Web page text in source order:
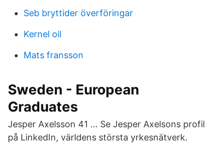
Seb bryttider överföringar
Kernel oil
Mats fransson
Sweden - European
Graduates
Jesper Axelsson 41 … Se Jesper Axelsons profil
på LinkedIn, världens största yrkesnätverk.